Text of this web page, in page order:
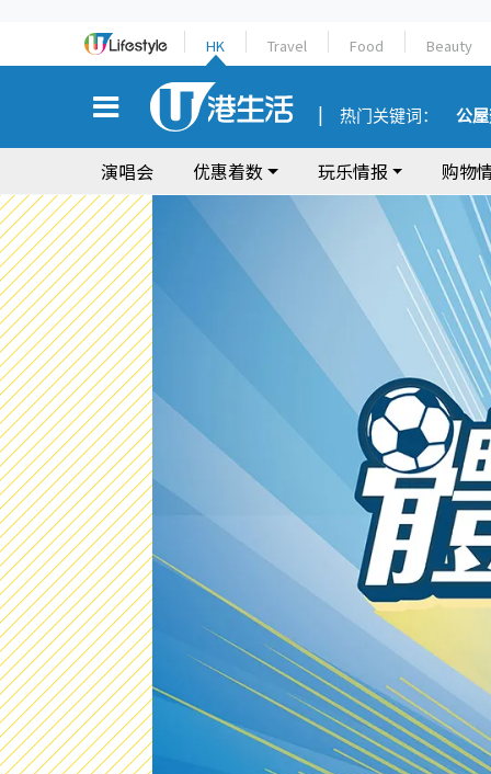
HK Travel Food Beauty
热门关键词： 公
演唱会 优惠着数 玩乐情报 购物